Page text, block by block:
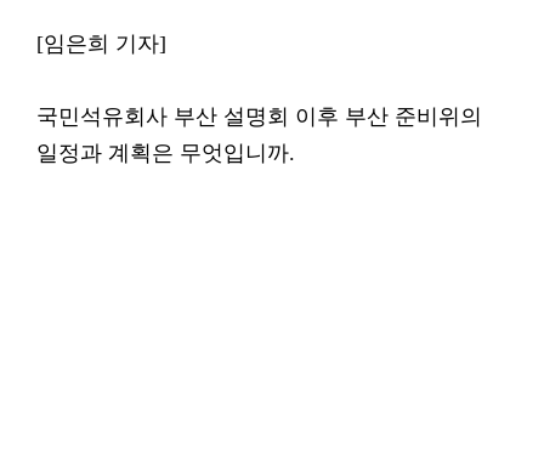
[임은희 기자]
국민석유회사 부산 설명회 이후 부산 준비위의
일정과 계획은 무엇입니까.